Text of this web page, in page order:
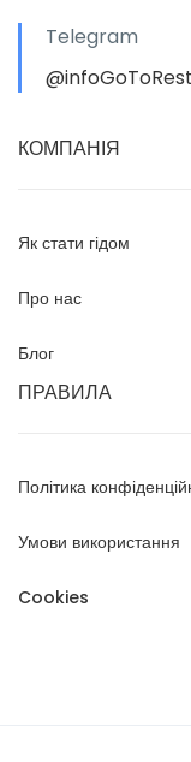
Telegram
@infoGoToRest
КОМПАНІЯ
Як стати гідом
Про нас
Блог
ПРАВИЛА
Політика
Умови використання
Cookies